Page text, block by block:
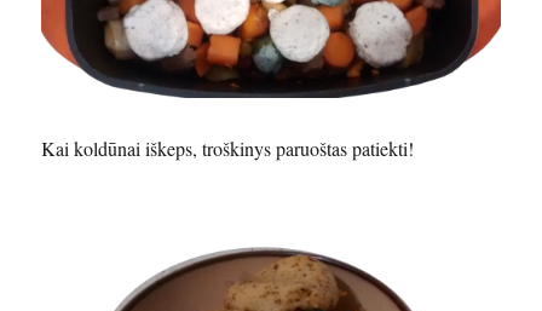
Kai koldūnai iškeps, troškinys paruoštas patiekti!